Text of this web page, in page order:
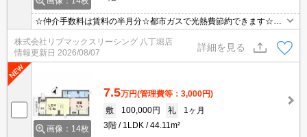
☆仲介手数料は賃料の半月分☆都市ガスで光熱費節約できます☆ネ
ど水回り設備充実♪近隣にスーパーやコンビニがあり住環境良好☆モ
ニタ付オートロック完備でセキュリティーは安心☆彡
株式会社リブマックスリーシング 八丁堀店
情報更新日 2026/08/07
詳細を見る
画像：14枚
7.5万円(管理費等：3,000円)
敷
100,000円 礼
1ヶ月
3階
1LDK 44.11m²